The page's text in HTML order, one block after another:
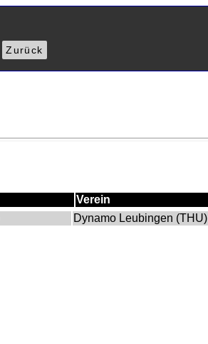
Zurück
Verein
Dynamo Leubingen (THU)